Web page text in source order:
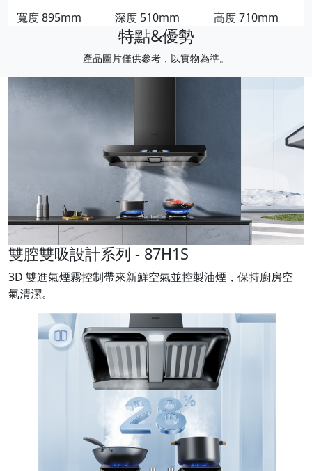
寬度895mm 深度 510mm 高度710mm
特點&優勢
產品圖片僅供參考，以實物為準。
雙腔雙吸設計系列 - 87H1S
3D 雙進氣煙霧控制帶來新鮮空氣並控製油煙，保持廚房空
氣清潔。